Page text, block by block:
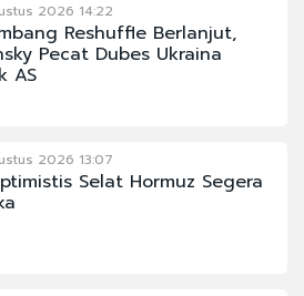
2026 14:22
Reshuffle Berlanjut,
Pecat Dubes Ukraina
AS
2026 13:07
Selat Hormuz Segera